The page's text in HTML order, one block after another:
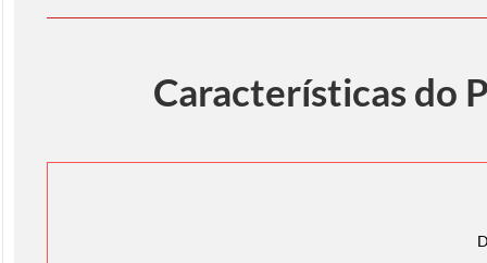
Características do